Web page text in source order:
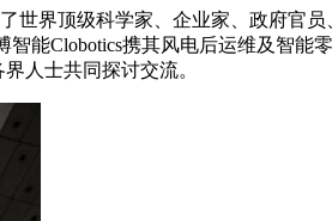
界顶级科学家、企业家、政府官员
能Clobotics携其风电后运维及智能
人士共同探讨交流。